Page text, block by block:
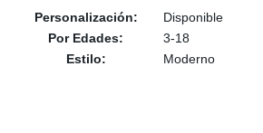
Personalización:
Disponible
Por Edades:
3-18
Estilo:
Moderno